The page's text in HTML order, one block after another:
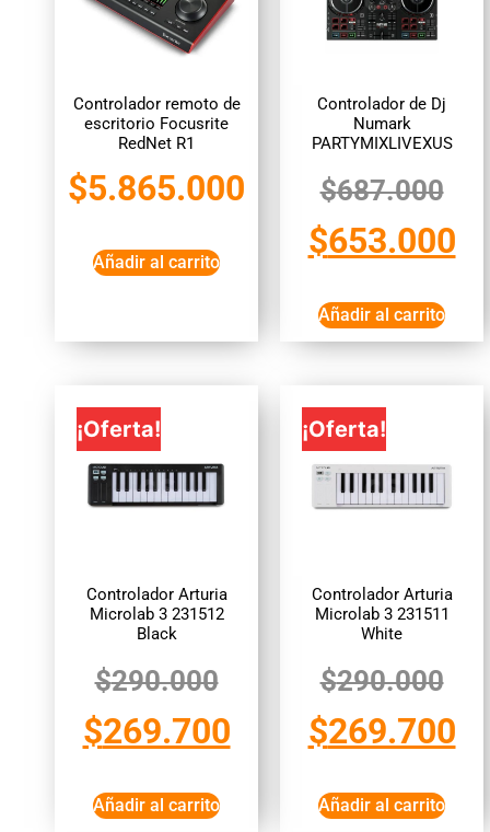
Controlador remoto de
escritorio Focusrite
RedNet R1
$5.865.000
Añadir al carrito
Controlador de Dj
Numark
PARTYMIXLIVEXUS
$687.000
$653.000
Añadir al carrito
¡Oferta!
Controlador Arturia
Microlab 3 231512
Black
$290.000
$269.700
Añadir al carrito
¡Oferta!
Controlador Arturia
Microlab 3 231511
White
$290.000
$269.700
Añadir al carrito